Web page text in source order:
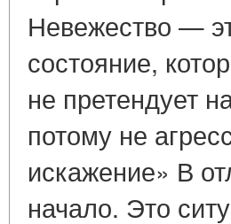
Невежество —
состояние,
не претендует
потому не
искажение» В
начало. Это